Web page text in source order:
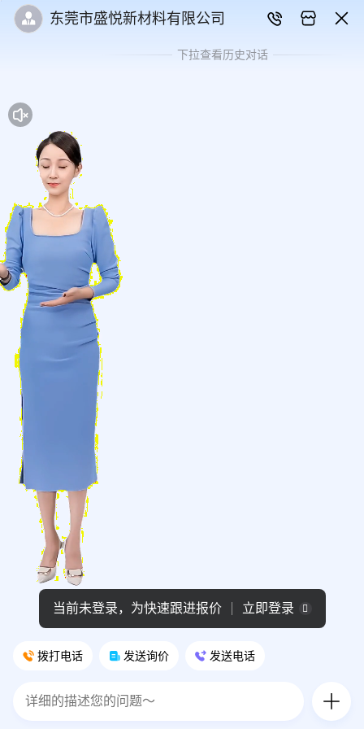
东莞市盛悦新材料有限公司
下拉查看历史对话
拨打电话 发送询价 发送电话
当前未登录，为快速跟进报价 立即登录